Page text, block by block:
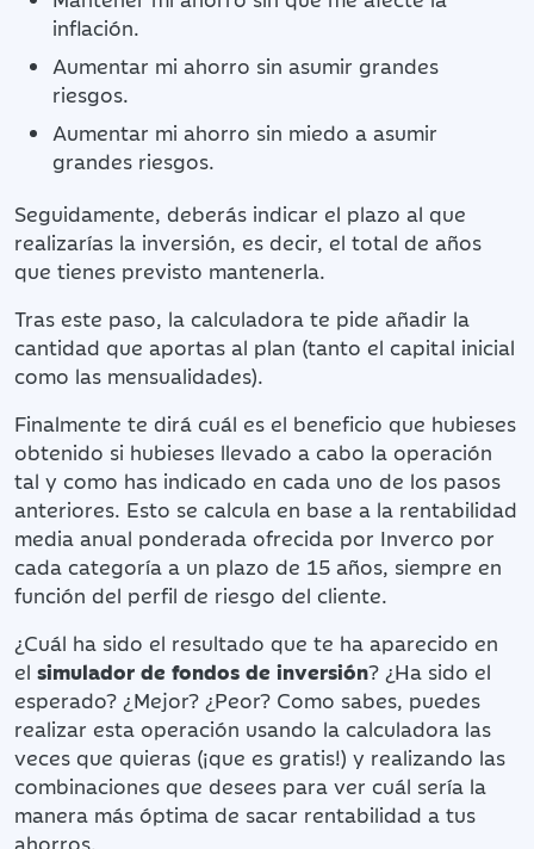
inflación.
Aumentar mi ahorro sin asumir grandes
riesgos.
Aumentar mi ahorro sin miedo a asumir
grandes riesgos.
Seguidamente, deberás indicar el plazo al que
realizarías la inversión, es decir, el total de años
que tienes previsto mantenerla.
Tras este paso, la calculadora te pide añadir la
cantidad que aportas al plan (tanto el capital inicial
como las mensualidades).
Finalmente te dirá cuál es el beneficio que hubieses
obtenido si hubieses llevado a cabo la operación
tal y como has indicado en cada uno de los pasos
anteriores. Esto se calcula en base a la rentabilidad
media anual ponderada ofrecida por Inverco por
cada categoría a un plazo de 15 años, siempre en
función del perfil de riesgo del cliente.
¿Cuál ha sido el resultado que te ha aparecido en
el simulador de fondos de inversión? ¿Ha sido el
esperado? ¿Mejor? ¿Peor? Como sabes, puedes
realizar esta operación usando la calculadora las
veces que quieras (¡que es gratis!) y realizando las
combinaciones que desees para ver cuál sería la
manera más óptima de sacar rentabilidad a tus
ahorros.